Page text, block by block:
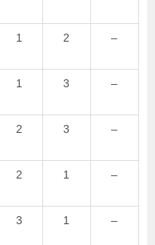
1 2 –
1 3 –
2 3 –
2 1 –
3 1 –